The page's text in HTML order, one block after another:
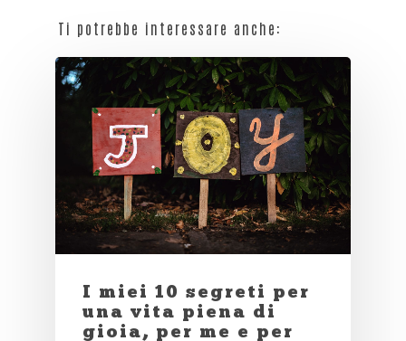
Ti potrebbe interessare anche:
I miei 10 segreti per
una vita piena di
gioia, per me e per